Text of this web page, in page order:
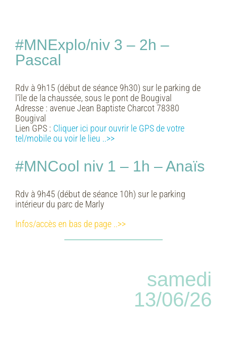
#MNExplo/niv 3 – 2h –
Pascal
Rdv à 9h15 (début de séance 9h30) sur le parking de
l’île de la chaussée, sous le pont de Bougival
Adresse : avenue Jean Baptiste Charcot 78380
Bougival
Lien GPS : Cliquer ici pour ouvrir le GPS de votre
tel/mobile ou voir le lieu ..>>
#MNCool niv 1 – 1h – Anaïs
Rdv à 9h45 (début de séance 10h) sur le parking
intérieur du parc de Marly
Infos/accès en bas de page ..>>
samedi
13/06/26